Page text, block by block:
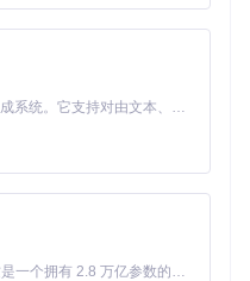
3.8+和对应CUDA版本
MiniMax H3 是一个通用的全模态生成系统。它支持对由文本、图像、视频和音频组成的多模态上下文进行统一理解，并能生成分辨率高达 2K、时长可达 15 秒的带原生立体声音频的视频。得益于面向任务泛化的系统设计，H3 在预训练阶段就已具备广泛的多模态上下文理解与生成能力，能够出色地执行复杂的多模态指令。
Kimi K3 是Kimi能力最强的模型：这是一个拥有 2.8 万亿参数的混合专家（MoE）模型，具备原生视觉理解能力，并支持 100 万 token 的上下文窗口。